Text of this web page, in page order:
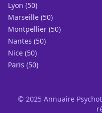
Lyon (50)
Marseille (50)
Montpellier (50)
Nantes (50)
Nice (50)
Paris (50)
© 2025 Annuaire